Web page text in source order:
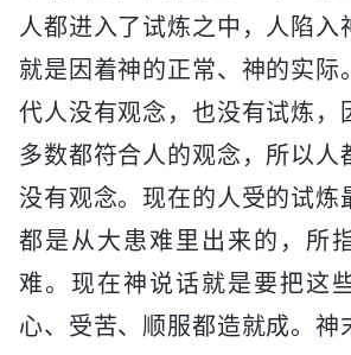
人都进入了试炼之中，人陷入
就是因着神的正常、神的实际
代人没有观念，也没有试炼，
多数都符合人的观念，所以人
没有观念。现在的人受的试炼
都是从大患难里出来的，所
难。现在神说话就是要把这
心、受苦、顺服都造就成。神